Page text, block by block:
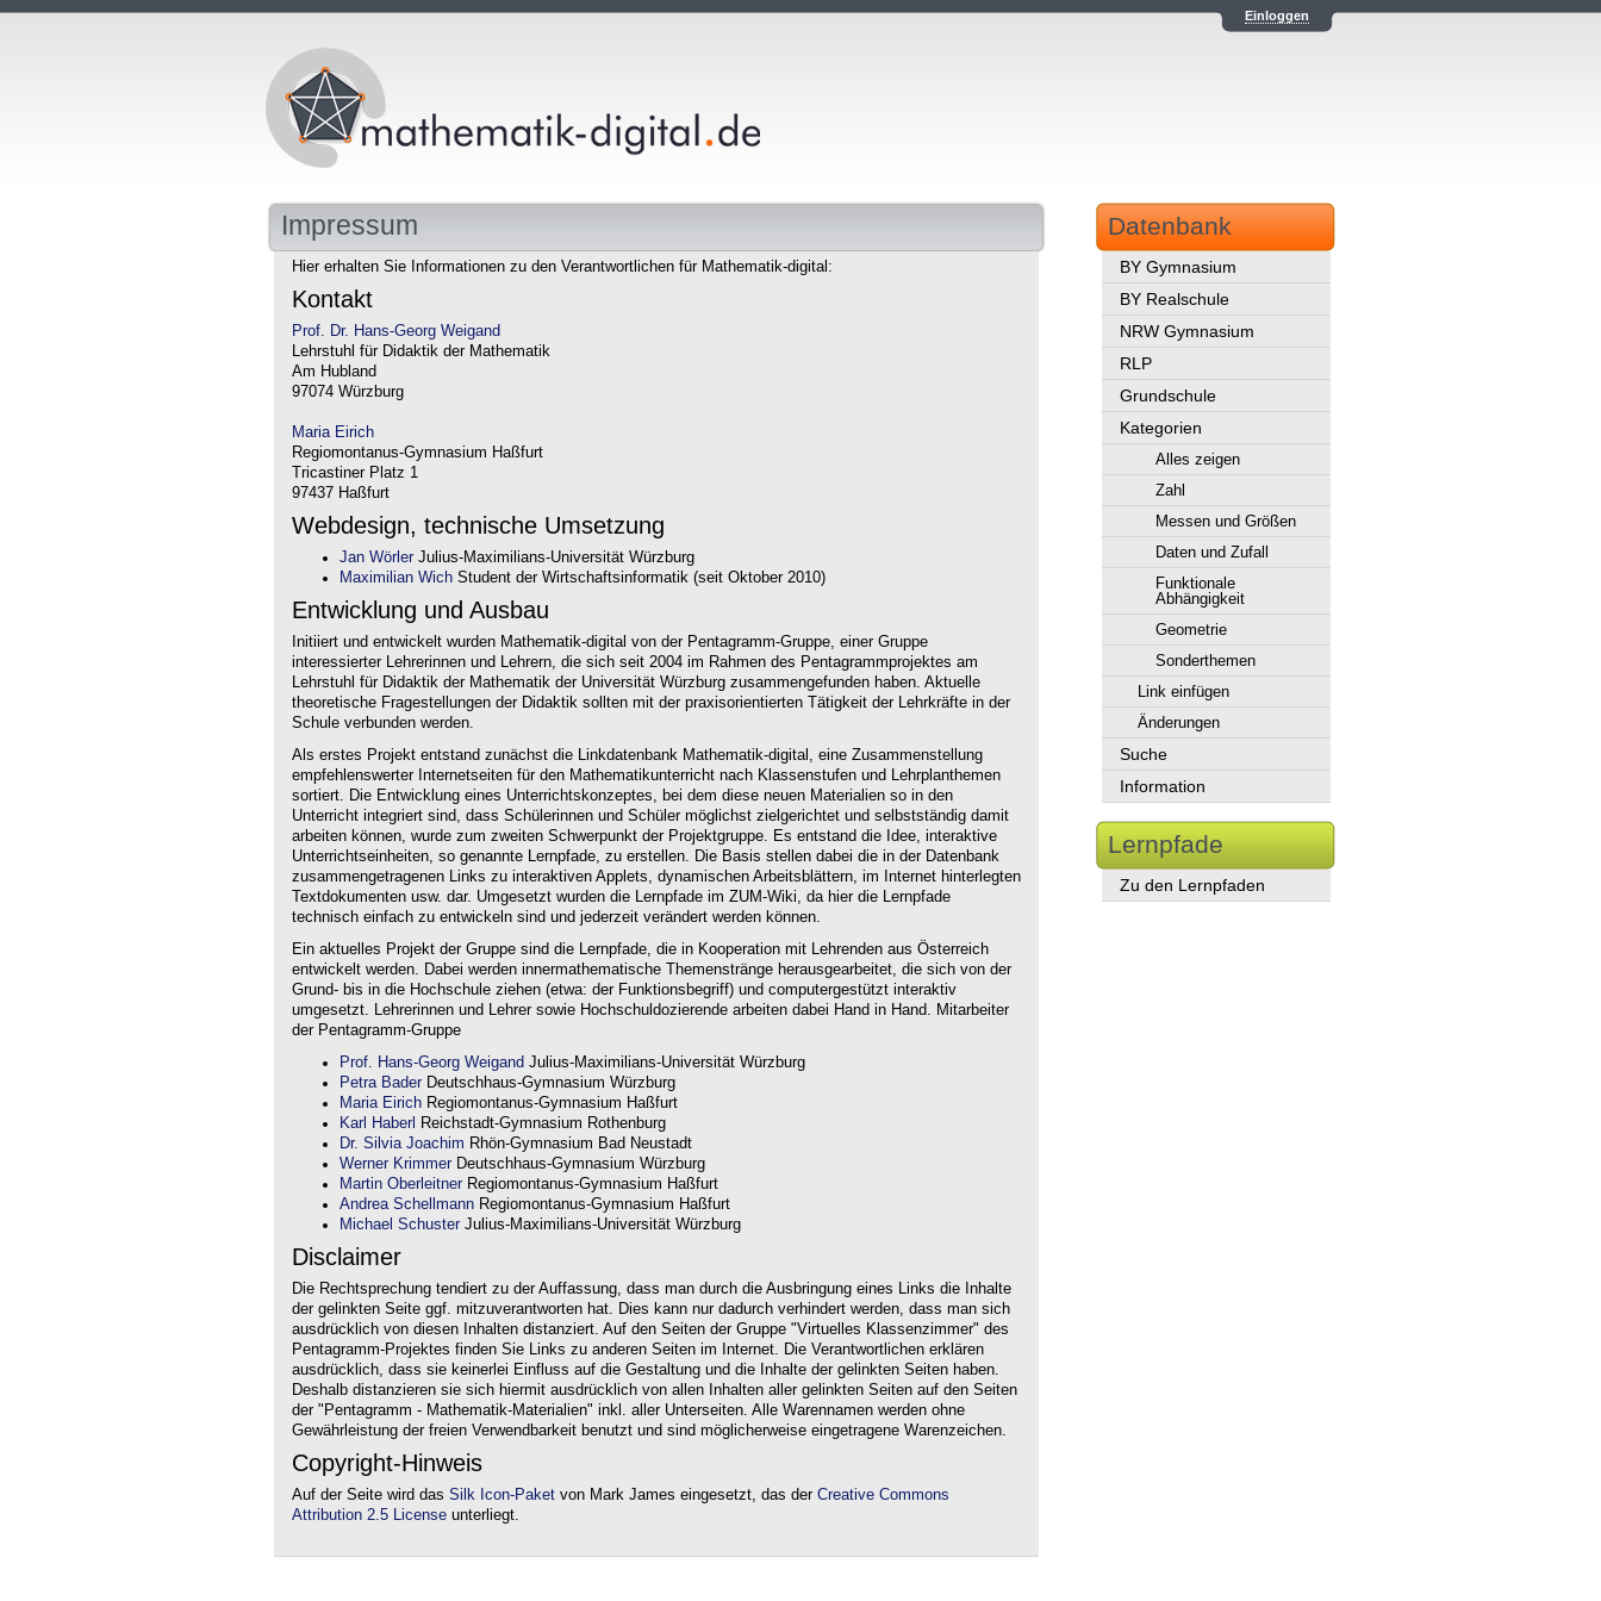
Einloggen
Impressum
Hier erhalten Sie Informationen zu den Verantwortlichen für Mathematik-digital:
Kontakt
Prof. Dr. Hans-Georg Weigand
Lehrstuhl für Didaktik der Mathematik
Am Hubland
97074 Würzburg
Maria Eirich
Regiomontanus-Gymnasium Haßfurt
Tricastiner Platz 1
97437 Haßfurt
Webdesign, technische Umsetzung
Jan Wörler Julius-Maximilians-Universität Würzburg
Maximilian Wich Student der Wirtschaftsinformatik (seit Oktober 2010)
Entwicklung und Ausbau
Initiiert und entwickelt wurden Mathematik-digital von der Pentagramm-Gruppe, einer Gruppe
interessierter Lehrerinnen und Lehrern, die sich seit 2004 im Rahmen des Pentagrammprojektes am
Lehrstuhl für Didaktik der Mathematik der Universität Würzburg zusammengefunden haben. Aktuelle
theoretische Fragestellungen der Didaktik sollten mit der praxisorientierten Tätigkeit der Lehrkräfte in der
Schule verbunden werden.
Als erstes Projekt entstand zunächst die Linkdatenbank Mathematik-digital, eine Zusammenstellung
empfehlenswerter Internetseiten für den Mathematikunterricht nach Klassenstufen und Lehrplanthemen
sortiert. Die Entwicklung eines Unterrichtskonzeptes, bei dem diese neuen Materialien so in den
Unterricht integriert sind, dass Schülerinnen und Schüler möglichst zielgerichtet und selbstständig damit
arbeiten können, wurde zum zweiten Schwerpunkt der Projektgruppe. Es entstand die Idee, interaktive
Unterrichtseinheiten, so genannte Lernpfade, zu erstellen. Die Basis stellen dabei die in der Datenbank
zusammengetragenen Links zu interaktiven Applets, dynamischen Arbeitsblättern, im Internet hinterlegten
Textdokumenten usw. dar. Umgesetzt wurden die Lernpfade im ZUM-Wiki, da hier die Lernpfade
technisch einfach zu entwickeln sind und jederzeit verändert werden können.
Ein aktuelles Projekt der Gruppe sind die Lernpfade, die in Kooperation mit Lehrenden aus Österreich
entwickelt werden. Dabei werden innermathematische Themenstränge herausgearbeitet, die sich von der
Grund- bis in die Hochschule ziehen (etwa: der Funktionsbegriff) und computergestützt interaktiv
umgesetzt. Lehrerinnen und Lehrer sowie Hochschuldozierende arbeiten dabei Hand in Hand. Mitarbeiter
der Pentagramm-Gruppe
Prof. Hans-Georg Weigand Julius-Maximilians-Universität Würzburg
Petra Bader Deutschhaus-Gymnasium Würzburg
Maria Eirich Regiomontanus-Gymnasium Haßfurt
Karl Haberl
Reichstadt-Gymnasium Rothenburg
Dr. Silvia Joachim Rhön-Gymnasium Bad Neustadt
Werner Krimmer Deutschhaus-Gymnasium Würzburg
Martin Oberleitner Regiomontanus-Gymnasium Haßfurt
Andrea Schellmann Regiomontanus-Gymnasium Haßfurt
Michael Schuster Julius-Maximilians-Universität Würzburg
Disclaimer
Die Rechtsprechung tendiert zu der Auffassung, dass man durch die Ausbringung eines Links die Inhalte
der gelinkten Seite ggf. mitzuverantworten hat. Dies kann nur dadurch verhindert werden, dass man sich
ausdrücklich von diesen Inhalten distanziert. Auf den Seiten der Gruppe "Virtuelles Klassenzimmer" des
Pentagramm-Projektes finden Sie Links zu anderen Seiten im Internet. Die Verantwortlichen erklären
ausdrücklich, dass sie keinerlei Einfluss auf die Gestaltung und die Inhalte der gelinkten Seiten haben.
Deshalb distanzieren sie sich hiermit ausdrücklich von allen Inhalten aller gelinkten Seiten auf den Seiten
der "Pentagramm - Mathematik-Materialien" inkl. aller Unterseiten. Alle Warennamen werden ohne
Gewährleistung der freien Verwendbarkeit benutzt und sind möglicherweise eingetragene Warenzeichen.
Copyright-Hinweis
Auf der Seite wird das Silk Icon-Paket von Mark James eingesetzt, das der Creative Commons
Attribution 2.5 License unterliegt.
Datenbank
BY Gymnasium
BY Realschule
NRW Gymnasium
RLP
Grundschule
Kategorien
Alles zeigen
Zahl
Messen und Größen
Daten und Zufall
Funktionale
Abhängigkeit
Geometrie
Sonderthemen
Link einfügen
Änderungen
Suche
Information
Lernpfade
Zu den Lernpfaden